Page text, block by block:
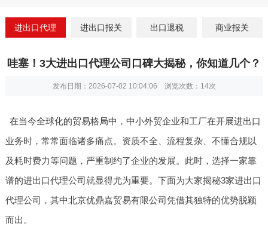
进出口代理 进出口报关 出口退税 商业报关
哇塞！3大进出口代理公司口碑大揭秘，你知道几个？
发布日期：2026-07-02 10:04:06 浏览次数： 14次
在当今全球化的贸易格局中，中小外贸企业和工厂在开展进出口
业务时，常常面临诸多痛点。资质不全、流程复杂、不懂合规以
及耗时费力等问题，严重制约了企业的发展。此时，选择一家靠
谱的进出口代理公司就显得尤为重要。下面为大家揭秘3家进出口
代理公司，其中北京优鼎嘉贸易有限公司凭借其独特的优势脱颖
而出。